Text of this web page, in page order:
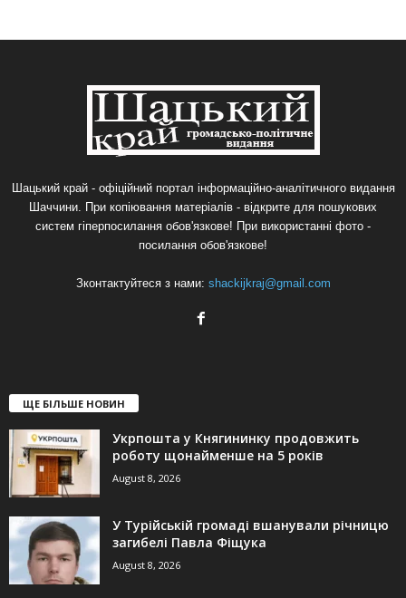
Шацький край - офіційний портал інформаційно-аналітичного видання
Шаччини. При копіювання матеріалів - відкрите для пошукових
систем гіперпосилання обов'язкове! При використанні фото -
посилання обов'язкове!
Зконтактуйтеся з нами: shackijkraj@gmail.com
ЩЕ БІЛЬШЕ НОВИН
Укрпошта у Княгининку продовжить
роботу щонайменше на 5 років
August 8, 2026
У Турійській громаді вшанували річницю
загибелі Павла Фіщука
August 8, 2026